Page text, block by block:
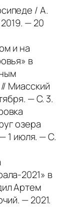
/ А.
— 20
и на
в
Миасский
— С. 3.
озера
1 июля. — С.
2021» в
Артем
— 2021.